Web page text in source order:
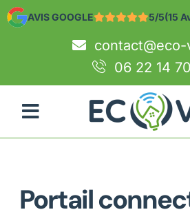
AVIS GOOGLE 5/5(15
06 22 14
Portail